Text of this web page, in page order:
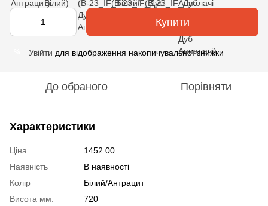
Купити
Увійти для відображення накопичувальної знижки
До обраного Порівняти
Характеристики
Ціна
1452.00
Наявність
В наявності
Колір
Білий/Антрацит
Висота мм.
720